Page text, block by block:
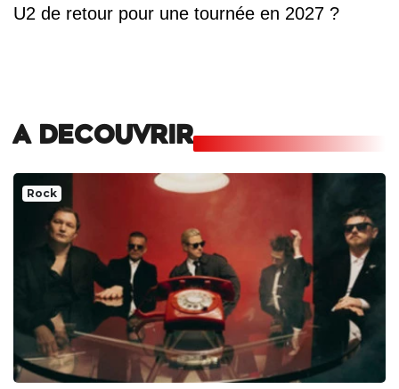
U2 de retour pour une tournée en 2027 ?
A DECOUVRIR
Rock